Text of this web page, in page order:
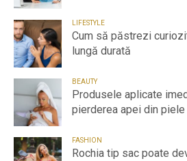
LIFESTYLE
Cum să păstrezi
lungă durată
BEAUTY
Produsele aplicate
pierderea apei din piele
FASHION
Rochia tip sac poate